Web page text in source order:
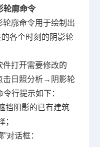
轮廓命令
廓命令用于绘制出
各个时刻的阴影轮
打开需要修改的
击日照分析→阴影轮
行提示如下：
挡阴影的已有建筑
对话框：